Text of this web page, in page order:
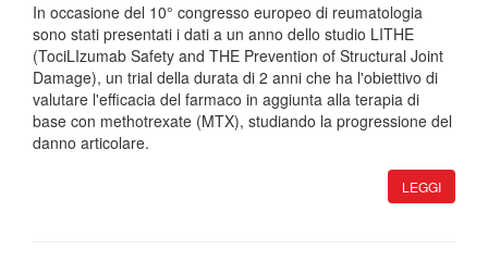
In occasione del 10° congresso europeo di reumatologia
sono stati presentati i dati a un anno dello studio LITHE
(TociLIzumab Safety and THE Prevention of Structural Joint
Damage), un trial della durata di 2 anni che ha l'obiettivo di
valutare l'efficacia del farmaco in aggiunta alla terapia di
base con methotrexate (MTX), studiando la progressione del
danno articolare.
LEGGI